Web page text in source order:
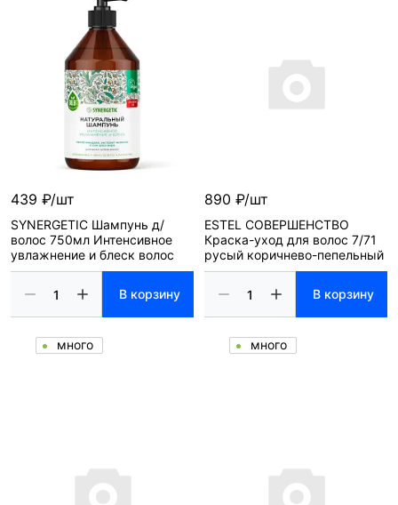
439 ₽/шт
SYNERGETIC Шампунь д/
волос 750мл Интенсивное
увлажнение и блеск волос
В корзину
много
890 ₽/шт
ESTEL СОВЕРШЕНСТВО
Краска-уход для волос 7/71
русый коричнево-пепельный
В корзину
много